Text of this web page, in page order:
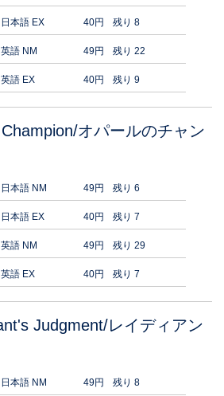
日本語 EX 40円 残り 8
英語 NM 49円 残り 22
英語 EX 40円 残り 9
オパールのチャン
日本語 NM 49円 残り 6
日本語 EX 40円 残り 7
英語 NM 49円 残り 29
英語 EX 40円 残り 7
Judgment/レイディアン
日本語 NM 49円 残り 8